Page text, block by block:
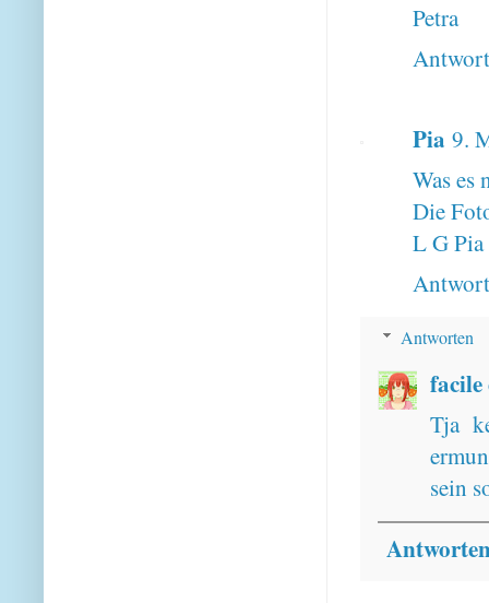
Petra
Pia 9.
Was es
Die
L G Pia
Antworten
facile
Tja
sein